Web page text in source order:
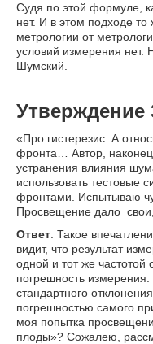
Судя по этой формуле,
нет. И в этом подходе то
метрологии от
условий измерения нет.
Шумский.
Утверждение
«Про гистерезис. А
фронта… Автор,
устранения влияния
использовать тестовые
фронтами. Испытываю
Просвещение дало
Ответ: Такое
видит, что результат
одной и тот же частотой
погрешность измерения.
стандартного
погрешностью самого
моя попытка
плоды»? Сожалею,